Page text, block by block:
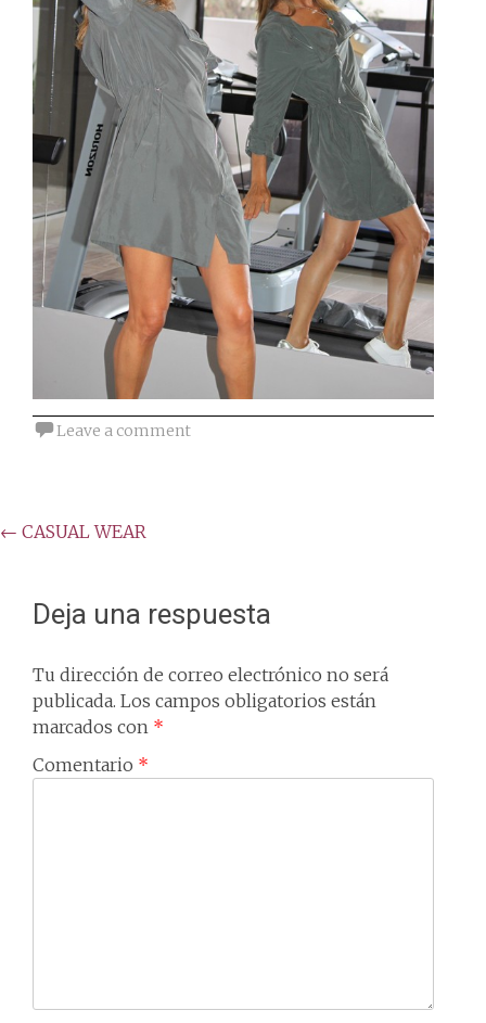
Leave a comment
Post
← CASUAL WEAR
Deja una respuesta
Tu dirección de correo electrónico no será
publicada. Los campos obligatorios están
marcados con *
Comentario *